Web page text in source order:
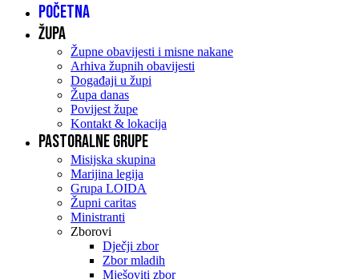
Početna
Župa
Župne obavijesti i misne nakane
Arhiva župnih obavijesti
Događaji u župi
Župa danas
Povijest župe
Kontakt & lokacija
Pastoralne grupe
Misijska skupina
Marijina legija
Grupa LOIDA
Župni caritas
Ministranti
Zborovi
Dječji zbor
Zbor mladih
Mješoviti zbor